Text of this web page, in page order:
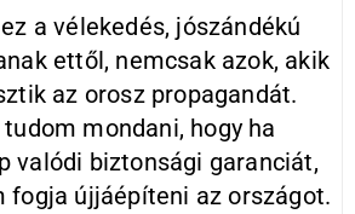
a vélekedés, jószándékú
ettől, nemcsak azok, akik
az orosz propagandát.
mondani, hogy ha
valódi biztonsági garanciát,
fogja újjáépíteni az országot.